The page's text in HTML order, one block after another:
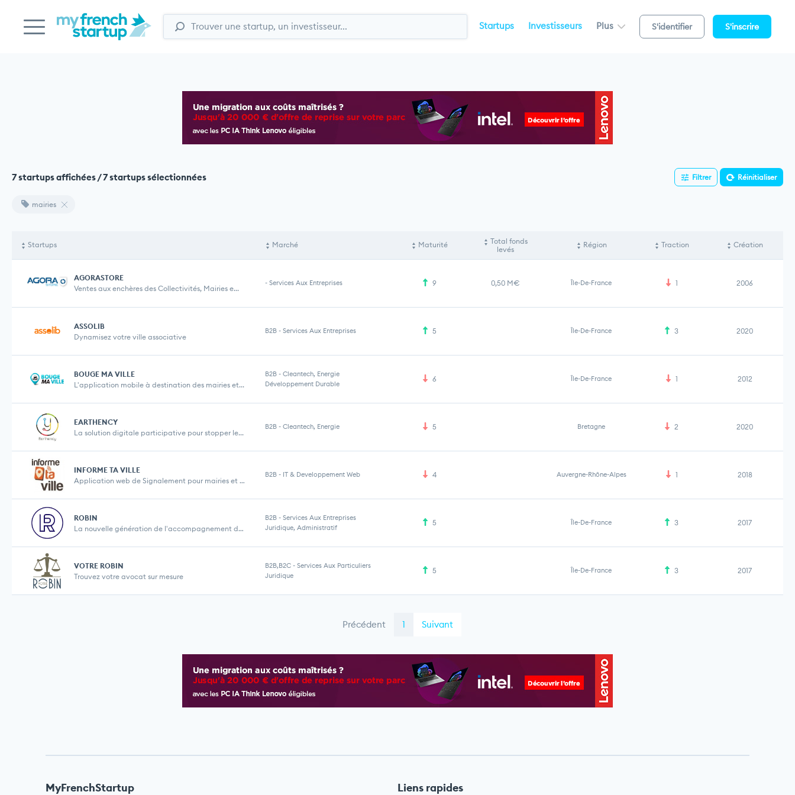
Startups Investisseurs Plus S'identifier S'inscrire
7 startups affichées / 7 startups sélectionnées Filtrer Réinitialiser
mairies
Startups Marché Maturité
Total fonds
levés
Région Traction Création
AGORASTORE
Ventes aux enchères des Collectivités, Mairies e...
- Services Aux Entreprises 9 0,50 M€ Île-De-France 1 2006
ASSOLIB
Dynamisez votre ville associative
B2B - Services Aux Entreprises 5 Île-De-France 3 2020
BOUGE MA VILLE
L'application mobile à destination des mairies et...
B2B - Cleantech, Energie
Développement Durable
6 Île-De-France 1 2012
EARTHENCY
La solution digitale participative pour stopper le...
B2B - Cleantech, Energie 5 Bretagne 2 2020
INFORME TA VILLE
Application web de Signalement pour mairies et col...
B2B - IT & Developpement Web 4 Auvergne-Rhône-Alpes 1 2018
ROBIN
La nouvelle génération de l'accompagnement des e...
B2B - Services Aux Entreprises
Juridique, Administratif
5 Île-De-France 3 2017
VOTRE ROBIN
Trouvez votre avocat sur mesure
B2B,B2C - Services Aux Particuliers
Juridique
5 Île-De-France 3 2017
Précédent 1 Suivant
MyFrenchStartup Liens rapides